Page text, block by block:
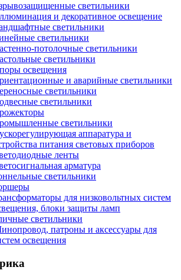
светильники
и декоративное освещение
светильники
светильники
потолочные светильники
светильники
освещения
и аварийные светильники
светильники
светильники
светильники
аппаратура и
питания световых приборов
ленты
арматура
светильники
для низковольтных систем
блоки защиты ламп
светильники
патроны и аксессуары для
освещения